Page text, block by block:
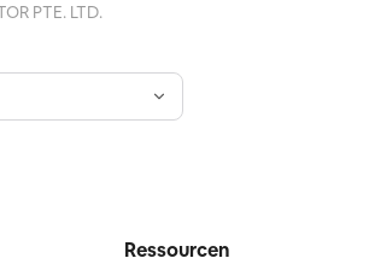
PTE. LTD.
Ressourcen